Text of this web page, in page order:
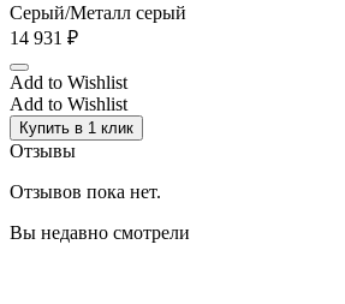
Серый/Металл серый
14 931 ₽
Add to Wishlist
Add to Wishlist
Купить в 1 клик
Отзывы
Отзывов пока нет.
Вы недавно смотрели